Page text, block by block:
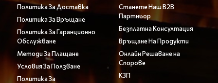
Политика За Доставка
Политика За Връщане
Политика За Гаранционно
Обслужване
Методи За Плащане
Условия За Ползване
Политика За
Станете Наш B2B
Партньор
Безплатна Консултация
Връщане На Продукти
Онлайн Решаване на
Спорове
КЗП